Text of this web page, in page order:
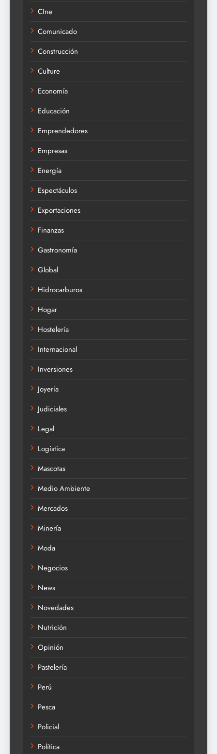
CIne
Comunicado
Construcción
Culture
Economía
Educación
Emprendedores
Empresas
Energía
Espectáculos
Exportaciones
Finanzas
Gastronomía
Global
Hidrocarburos
Hogar
Hostelería
Internacional
Inversiones
Joyería
Judiciales
Legal
Logística
Mascotas
Medio Ambiente
Mercados
Minería
Moda
Negocios
News
Novedades
Nutrición
Opinión
Pastelería
Perú
Pesca
Policial
Política